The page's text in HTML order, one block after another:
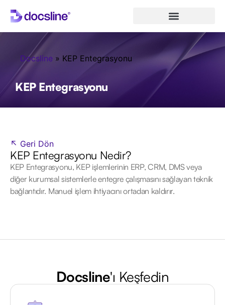
Docsline » KEP Entegrasyonu
KEP Entegrasyonu
↖ Geri Dön
KEP Entegrasyonu Nedir?
KEP Entegrasyonu, KEP işlemlerinin ERP, CRM, DMS veya
diğer kurumsal sistemlerle entegre çalışmasını sağlayan teknik
bağlantıdır. Manuel işlem ihtiyacını ortadan kaldırır.
Docsline'ı Keşfedin